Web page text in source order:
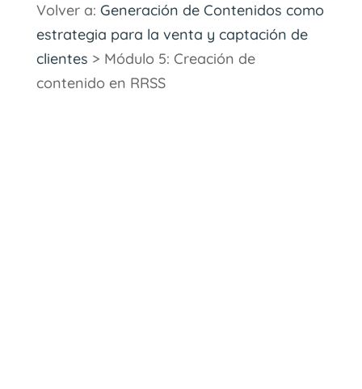
Volver a: Generación de Contenidos como
estrategia para la venta y captación de
clientes > Módulo 5: Creación de
contenido en RRSS